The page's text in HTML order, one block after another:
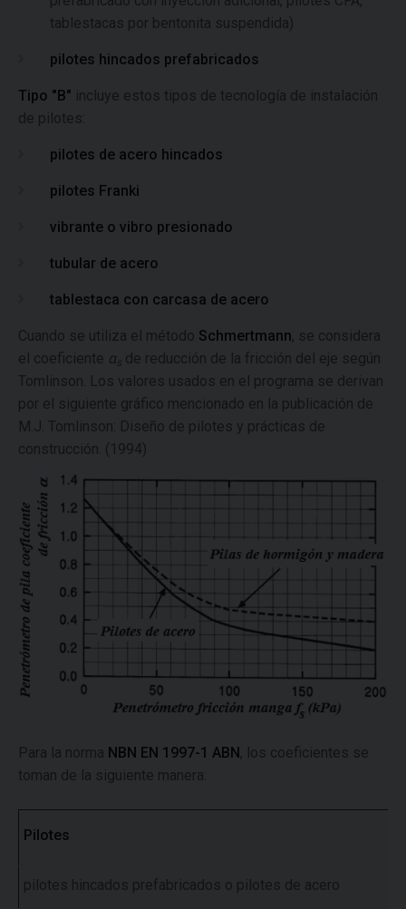
tablestacas por bentonita suspendida)
pilotes hincados prefabricados
Tipo "B" incluye estos tipos de tecnología de instalación
de pilotes:
pilotes de acero hincados
pilotes Franki
vibrante o vibro presionado
tubular de acero
tablestaca con carcasa de acero
Cuando se utiliza el método Schmertmann, se considera
el coeficiente αs de reducción de la fricción del eje según
Tomlinson. Los valores usados en el programa se derivan
por el siguiente gráfico mencionado en la publicación de
M.J. Tomlinson: Diseño de pilotes y prácticas de
construcción. (1994)
Para la norma NBN EN 1997-1 ABN, los coeficientes se
toman de la siguiente manera:
Pilotes
pilotes hincados prefabricados o pilotes de acero